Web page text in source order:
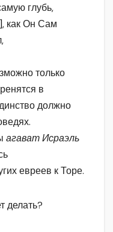
глубь,
, как Он Сам
только
в
должно
агават Исраэль
евреев к Торе.
делать?